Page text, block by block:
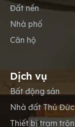
Đất nền
Nhà phố
Căn hộ
Dịch vụ
Bất động sản
Nhà đất Thủ Đức
Thiết bị trạm trộn